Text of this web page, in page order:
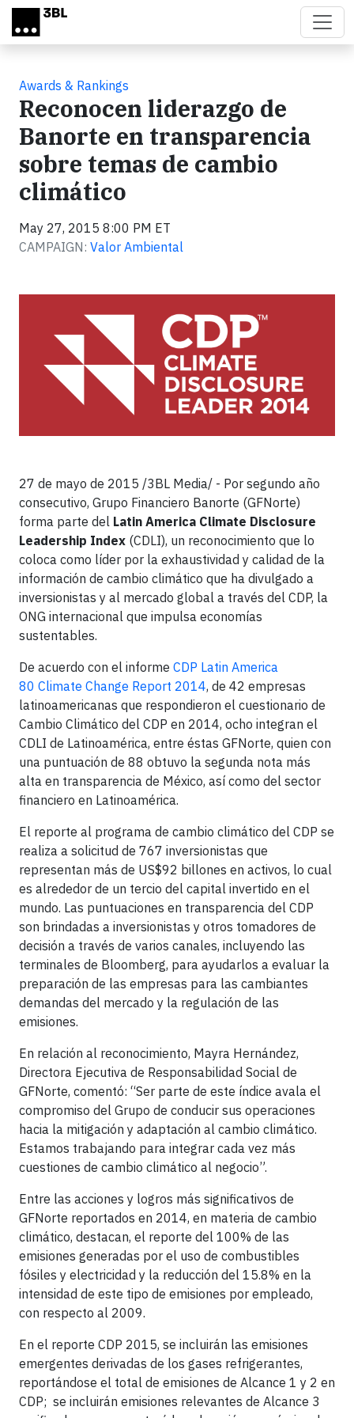
Skip to main content
Awards & Rankings
Reconocen liderazgo de
Banorte en transparencia
sobre temas de cambio
climático
May 27, 2015 8:00 PM ET
CAMPAIGN: Valor Ambiental
27 de mayo de 2015 /3BL Media/ - Por segundo año
consecutivo, Grupo Financiero Banorte (GFNorte)
forma parte del Latin America Climate Disclosure
Leadership Index (CDLI), un reconocimiento que lo
coloca como líder por la exhaustividad y calidad de la
información de cambio climático que ha divulgado a
inversionistas y al mercado global a través del CDP, la
ONG internacional que impulsa economías
sustentables.
De acuerdo con el informe CDP Latin America
80 Climate Change Report 2014, de 42 empresas
latinoamericanas que respondieron el cuestionario de
Cambio Climático del CDP en 2014, ocho integran el
CDLI de Latinoamérica, entre éstas GFNorte, quien con
una puntuación de 88 obtuvo la segunda nota más
alta en transparencia de México, así como del sector
financiero en Latinoamérica.
El reporte al programa de cambio climático del CDP se
realiza a solicitud de 767 inversionistas que
representan más de US$92 billones en activos, lo cual
es alrededor de un tercio del capital invertido en el
mundo. Las puntuaciones en transparencia del CDP
son brindadas a inversionistas y otros tomadores de
decisión a través de varios canales, incluyendo las
terminales de Bloomberg, para ayudarlos a evaluar la
preparación de las empresas para las cambiantes
demandas del mercado y la regulación de las
emisiones.
En relación al reconocimiento, Mayra Hernández,
Directora Ejecutiva de Responsabilidad Social de
GFNorte, comentó: “Ser parte de este índice avala el
compromiso del Grupo de conducir sus operaciones
hacia la mitigación y adaptación al cambio climático.
Estamos trabajando para integrar cada vez más
cuestiones de cambio climático al negocio”.
Entre las acciones y logros más significativos de
GFNorte reportados en 2014, en materia de cambio
climático, destacan, el reporte del 100% de las
emisiones generadas por el uso de combustibles
fósiles y electricidad y la reducción del 15.8% en la
intensidad de este tipo de emisiones por empleado,
con respecto al 2009.
En el reporte CDP 2015, se incluirán las emisiones
emergentes derivadas de los gases refrigerantes,
reportándose el total de emisiones de Alcance 1 y 2 en
CDP; se incluirán emisiones relevantes de Alcance 3